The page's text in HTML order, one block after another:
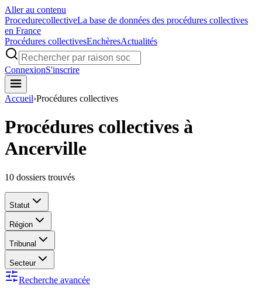
Aller au contenu
ProcedurecollectiveLa base de données des procédures collectives
en France
Procédures collectivesEnchèresActualités
ConnexionS'inscrire
Accueil›Procédures collectives
Procédures collectives à
Ancerville
10 dossiers trouvés
Statut
Région
Tribunal
Secteur
Recherche avancée